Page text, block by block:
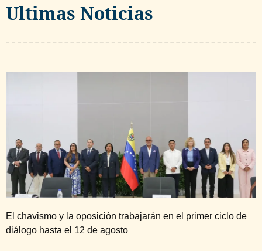
Ultimas Noticias
El chavismo y la oposición trabajarán en el primer ciclo de
diálogo hasta el 12 de agosto